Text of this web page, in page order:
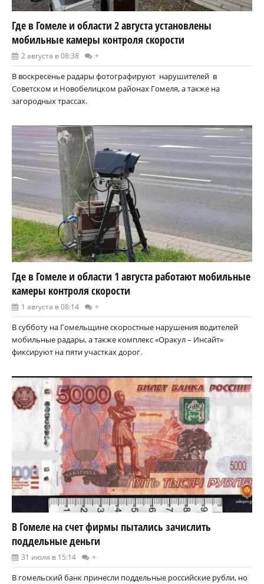
Где в Гомеле и области 2 августа установлены
мобильные камеры контроля скорости
2 августа в 08:38 +
В воскресенье радары фотографируют нарушителей в
Советском и Новобелицком районах Гомеля, а также на
загородных трассах.
Где в Гомеле и области 1 августа работают мобильные
камеры контроля скорости
1 августа в 08:14 +
В субботу на Гомельщине скоростные нарушения водителей
мобильные радары, а также комплекс «Оракул – Инсайт»
фиксируют на пяти участках дорог.
В Гомеле на счет фирмы пытались зачислить
поддельные деньги
31 июля в 15:14 +
В гомельский банк принесли поддельные российские рубли, но